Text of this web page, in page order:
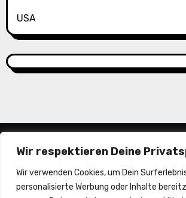
Wir respektieren Deine
Wir verwenden Cookies, um Dein
personalisierte Werbung oder Inhalte
USA